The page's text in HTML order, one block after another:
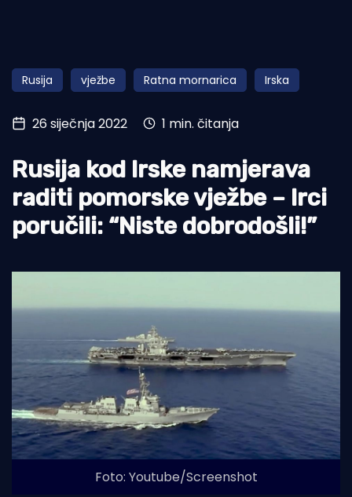
Obala
Otoci
Turizam i nautika
Pomorstvo
Ribolov
Ekologija
Rusija vježbe Ratna mornarica Irska
26 siječnja 2022 1 min. čitanja
Rusija kod Irske namjerava
raditi pomorske vježbe – Irci
poručili: “Niste dobrodošli!”
Foto: Youtube/Screenshot